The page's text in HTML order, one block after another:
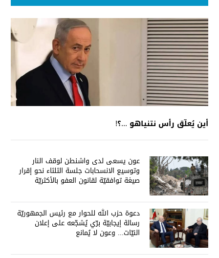
أين يُعلّق رأس نتنياهو ...؟!
عون يسعى لدى واشنطن لوقف النار
وتوسيع الانسحابات جلسة الثلثاء نحو إقرار
صيغة توافقيّة لقانون العفو بالأكثريّة
دعوة حزب الله للحوار مع رئيس الجمهوريّة
رسالة إيجابيّة برّي يُشجّعه على إعلان
النيّات... وعون لا يُمانع